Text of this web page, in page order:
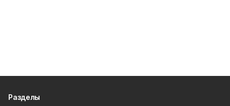
Разделы